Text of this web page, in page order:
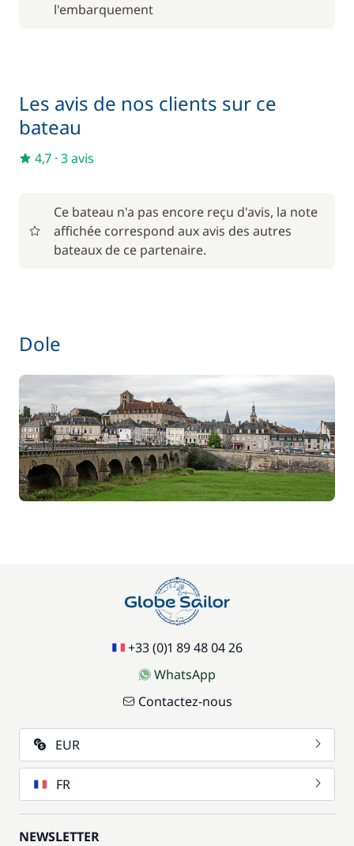
Matelas de pont
Pack Confort
Parking Voitures 6,00 €
/ nuit
Wifi
l'embarquement
Les avis de nos clients sur ce
bateau
4,7 · 3 avis
Ce bateau n'a pas encore reçu d'avis, la note
affichée correspond aux avis des autres
bateaux de ce partenaire.
Dole
+33 (0)1 89 48 04 26
WhatsApp
Contactez-nous
EUR
FR
NEWSLETTER